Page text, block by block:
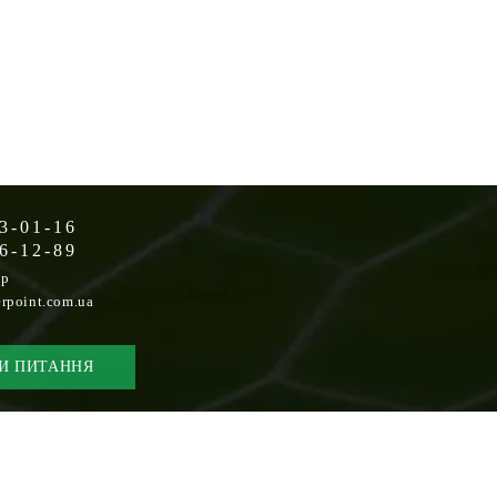
01-16
12-89
ПИТАННЯ